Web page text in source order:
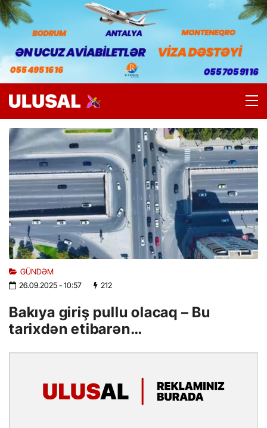
GÜNDƏM
26.09.2025- 10:57 212
Bakıya giriş pullu olacaq – Bu
tarixdən etibarən…